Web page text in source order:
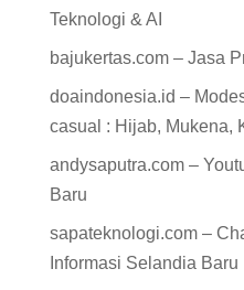
Teknologi & AI
bajukertas.com – Jasa
doaindonesia.id –
casual : Hijab, Mukena,
andysaputra.com –
Baru
sapateknologi.com –
Informasi Selandia Baru